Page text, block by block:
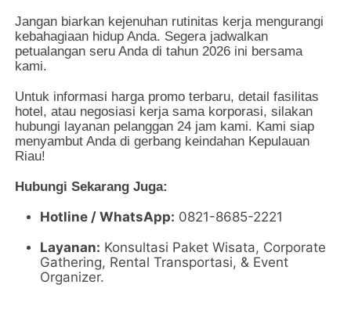
Jangan biarkan kejenuhan rutinitas kerja mengurangi
kebahagiaan hidup Anda. Segera jadwalkan
petualangan seru Anda di tahun 2026 ini bersama
kami.
Untuk informasi harga promo terbaru, detail fasilitas
hotel, atau negosiasi kerja sama korporasi, silakan
hubungi layanan pelanggan 24 jam kami. Kami siap
menyambut Anda di gerbang keindahan Kepulauan
Riau!
Hubungi Sekarang Juga:
Hotline / WhatsApp: 0821-8685-2221
Layanan: Konsultasi Paket Wisata, Corporate
Gathering, Rental Transportasi, & Event
Organizer.